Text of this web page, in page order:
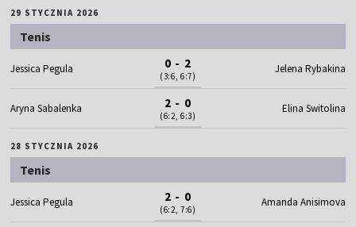
29 STYCZNIA 2026
Tenis
Jessica Pegula 0 - 2
(3:6, 6:7)
Jelena Rybakina
Aryna Sabalenka 2 - 0
(6:2, 6:3)
Elina Switolina
28 STYCZNIA 2026
Tenis
Jessica Pegula 2 - 0
(6:2, 7:6)
Amanda Anisimova